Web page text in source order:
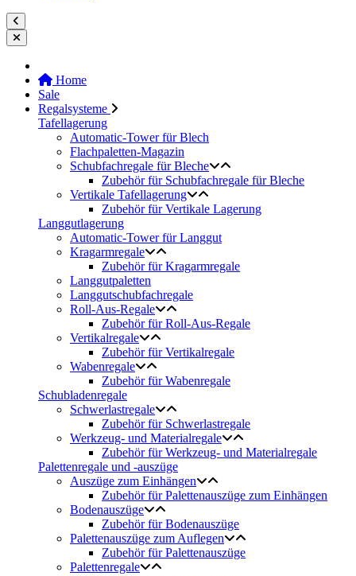
Home
Sale
Regalsysteme
Tafellagerung
Automatic-Tower für Blech
Flachpaletten-Magazin
Schubfachregale für Bleche
Zubehör für Schubfachregale für Bleche
Vertikale Tafellagerung
Zubehör für Vertikale Lagerung
Langgutlagerung
Automatic-Tower für Langgut
Kragarmregale
Zubehör für Kragarmregale
Langgutpaletten
Langgutschubfachregale
Roll-Aus-Regale
Zubehör für Roll-Aus-Regale
Vertikalregale
Zubehör für Vertikalregale
Wabenregale
Zubehör für Wabenregale
Schubladenregale
Schwerlastregale
Zubehör für Schwerlastregale
Werkzeug- und Materialregale
Zubehör für Werkzeug- und Materialregale
Palettenregale und -auszüge
Auszüge zum Einhängen
Zubehör für Palettenauszüge zum Einhängen
Bodenauszüge
Zubehör für Bodenauszüge
Palettenauszüge zum Auflegen
Zubehör für Palettenauszüge
Palettenregale